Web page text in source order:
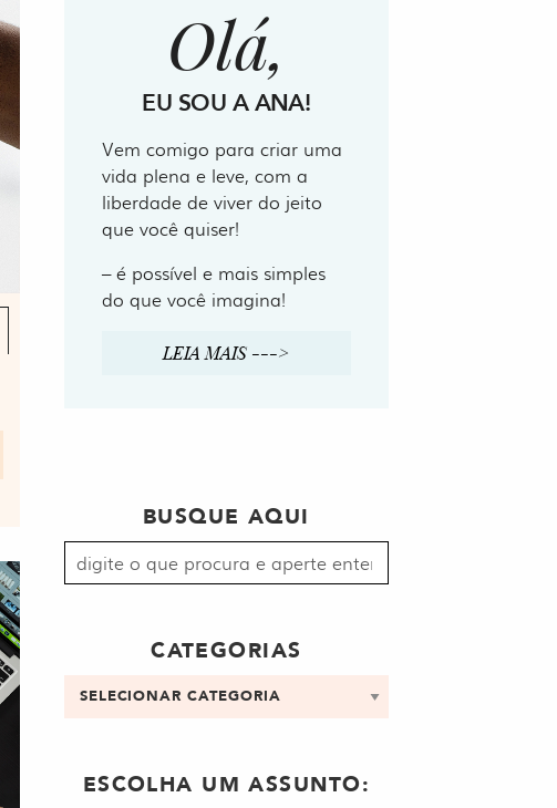
Olá,
EU SOU A ANA!
Vem comigo para criar uma
vida plena e leve, com a
liberdade de viver do jeito
que você quiser!
– é possível e mais simples
do que você imagina!
LEIA MAIS --->
BUSQUE AQUI
Procurar
por:
CATEGORIAS
Categorias
ESCOLHA UM ASSUNTO: